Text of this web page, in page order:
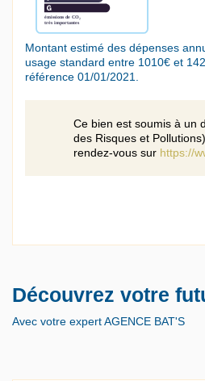
Montant estimé des dépenses
usage standard entre 1010€ et
référence 01/01/2021.
Ce bien est soumis à un
des Risques et
rendez-vous sur https://
Découvrez votre
Avec votre expert AGENCE BAT'S